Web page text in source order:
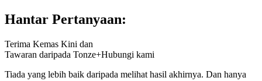
Hantar Pertanyaan:
Terima Kemas Kini dan
Tawaran daripada Tonze+Hubungi kami
Tiada yang lebih baik daripada melihat hasil akhirnya. Dan hanya